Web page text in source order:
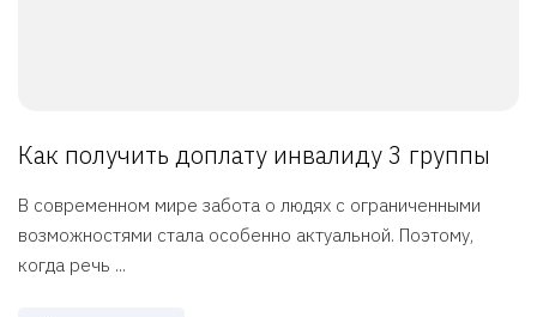
Как получить доплату инвалиду 3 группы
В современном мире забота о людях с ограниченными
возможностями стала особенно актуальной. Поэтому,
когда речь ...